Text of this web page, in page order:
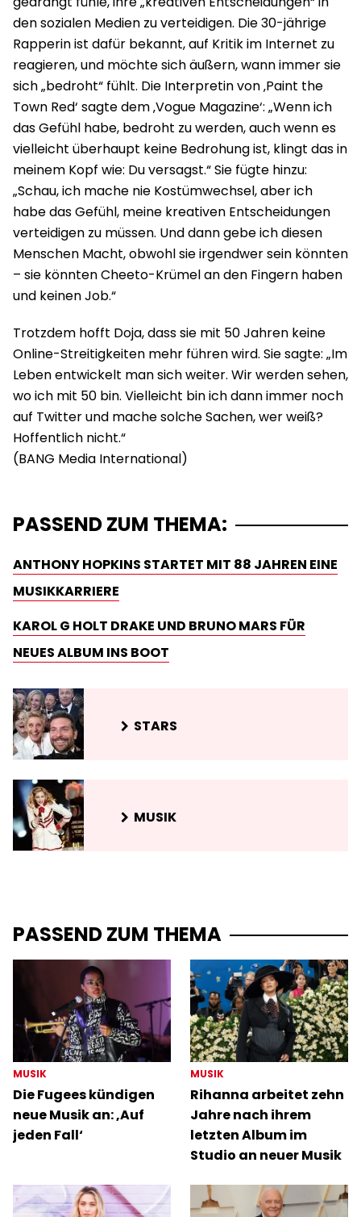
den sozialen Medien zu verteidigen. Die 30-jährige
Rapperin ist dafür bekannt, auf Kritik im Internet zu
reagieren, und möchte sich äußern, wann immer sie
sich „bedroht“ fühlt. Die Interpretin von ‚Paint the
Town Red‘ sagte dem ‚Vogue Magazine‘: „Wenn ich
das Gefühl habe, bedroht zu werden, auch wenn es
vielleicht überhaupt keine Bedrohung ist, klingt das in
meinem Kopf wie: Du versagst.“ Sie fügte hinzu:
„Schau, ich mache nie Kostümwechsel, aber ich
habe das Gefühl, meine kreativen Entscheidungen
verteidigen zu müssen. Und dann gebe ich diesen
Menschen Macht, obwohl sie irgendwer sein könnten
– sie könnten Cheeto-Krümel an den Fingern haben
und keinen Job.“
Trotzdem hofft Doja, dass sie mit 50 Jahren keine
Online-Streitigkeiten mehr führen wird. Sie sagte: „Im
Leben entwickelt man sich weiter. Wir werden sehen,
wo ich mit 50 bin. Vielleicht bin ich dann immer noch
auf Twitter und mache solche Sachen, wer weiß?
Hoffentlich nicht.“
PASSEND ZUM THEMA:
ANTHONY HOPKINS STARTET MIT 88 JAHREN EINE
MUSIKKARRIERE
KAROL G HOLT DRAKE UND BRUNO MARS FÜR
NEUES ALBUM INS BOOT
STARS
MUSIK
PASSEND ZUM THEMA
MUSIK
Die Fugees kündigen
neue Musik an: ‚Auf
jeden Fall‘
MUSIK
Rihanna arbeitet zehn
Jahre nach ihrem
letzten Album im
Studio an neuer Musik